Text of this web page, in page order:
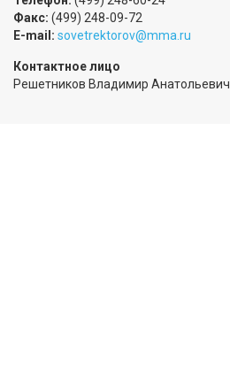
Факс: (499) 248-09-72
E-mail: sovetrektorov@mma.ru
Контактное лицо
Решетников Владимир Анатольевич